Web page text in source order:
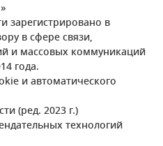
зарегистрировано в
в сфере связи,
и массовых коммуникаций
года.
и автоматического
(ред. 2023 г.)
технологий